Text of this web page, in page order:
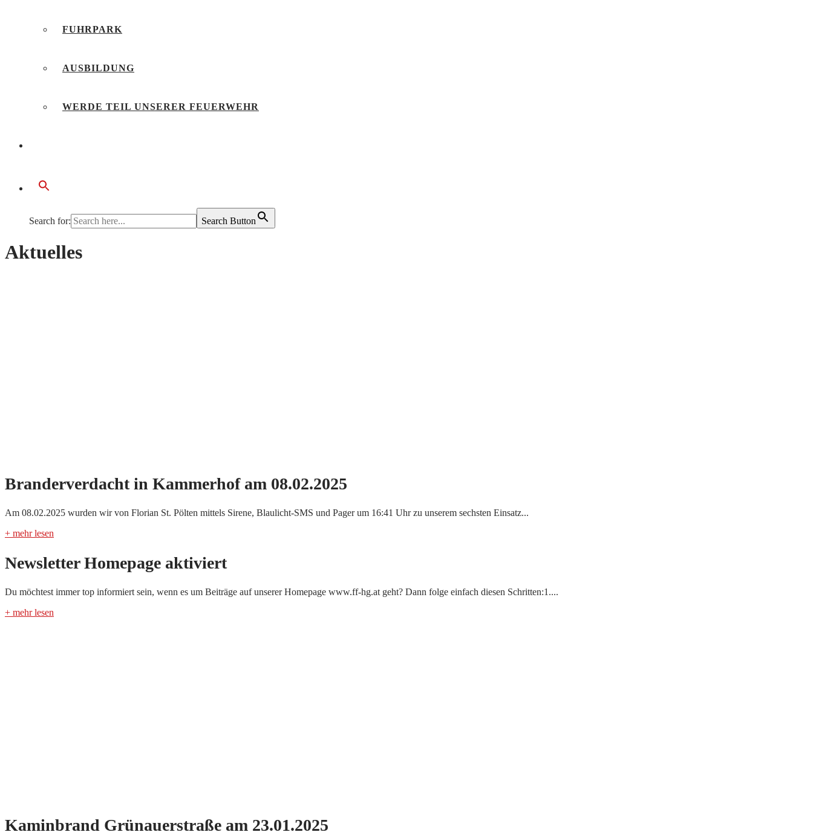
FUHRPARK
AUSBILDUNG
WERDE TEIL UNSERER FEUERWEHR
Search for: Search Button
Aktuelles
Branderverdacht in Kammerhof am 08.02.2025
Am 08.02.2025 wurden wir von Florian St. Pölten mittels Sirene, Blaulicht-SMS und Pager um 16:41 Uhr zu unserem sechsten Einsatz...
+ mehr lesen
Newsletter Homepage aktiviert
Du möchtest immer top informiert sein, wenn es um Beiträge auf unserer Homepage www.ff-hg.at geht? Dann folge einfach diesen Schritten:1....
+ mehr lesen
Kaminbrand Grünauerstraße am 23.01.2025